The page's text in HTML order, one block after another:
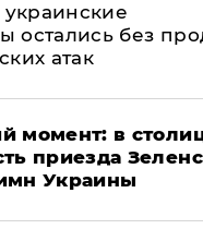
остались без
атак
момент: в
приезда
Украины